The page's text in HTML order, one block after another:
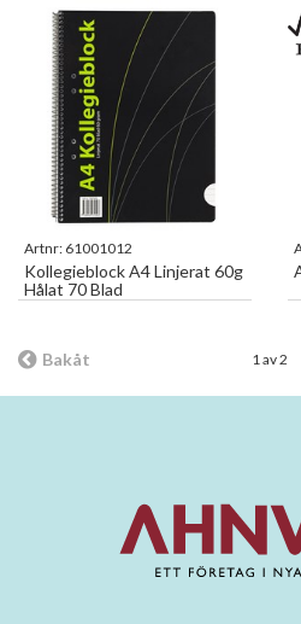
Artnr: 61001012
Kollegieblock A4 Linjerat 60g
Hålat 70 Blad
Bakåt 1 av 2